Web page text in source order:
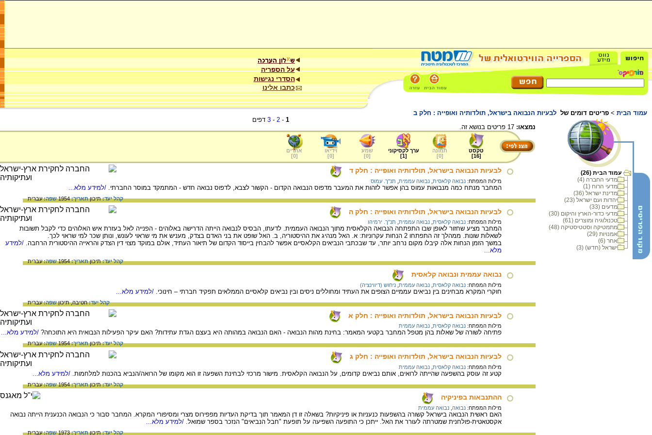
על הספריה
הסדרי נגישות
כתבו אלינו
עמוד הבית > פריטים דומים של לבעיות הנבואה בישראל, תולדותיה ואופייה : חלק ב
עמוד הבית (26)
מדעי החברה (4)
מדעי הרוח (1)
מדינת ישראל (36)
יהדות ועם ישראל (23)
מדעים (33)
מדעי כדור-הארץ והיקום (30)
טכנולוגיה ומוצרים (61)
מתמטיקה וסטטיסטיקה (48)
אמנויות (29)
אחר (6)
ישראל (חדש) (3)
1
-
2
-
3 דפים
נמצאו:
טקסט
[
16
]
תמונה
[
0
]
ערך לקסיקוני
[
1
]
שמע
[
0
]
וידיאו
[
0
]
אתרים
[
0
]
לבעיות הנבואה בישראל, תולדותיה ואופייה : חלק ד
מילות המפתח: נבואה קלאסית נבואה עממית תנ"ך. עמוס
המחבר מנתח כמה מנבואות עמוס בהן אפשר לזהות את המעבר מדפוס הנבואה הקדום - הקשור לצבא, לדפוס נבואה חדש - המתמקד במוסר החברתי. /למידע מלא...
קהל יעד:תיכוןתאריך:1954 שפה:עברית
לבעיות הנבואה בישראל, תולדותיה ואופייה : חלק ה
מילות המפתח: נבואה קלאסית נבואה עממית תנ"ך. ירמיהו
המחבר מציע שחזור לאופן שבו התפתחה הנבואה הקלאסית מתוך הנבואה העממית. לדעתו, הבסיס לנבואה הייתה הדרישה באלוהים - הפנייה לאל בעזרת איש האלוהים כדי לקבל תשובות
לשאלות שונות. ממהלך זה התפתחו 2 הנחות עקרוניות: א. האל מנהיג את ההיסטוריה, ב. האל שופט את בני האדם בצדק, מעניש את מי שראוי לעונש, ונותן שכר למי שראוי לכך.
במשך הזמן הנחות אלה קיבלו מקום נרחב יותר, עד שבכתבי הנביאים הקלאסיים אפשר להבחין בייסוד הקדום של תיאור העתיד, אולם במוקד מצוי דין הצדק והראייה ההיסטורית הרחבה. /למידע
מלא...
קהל יעד:תיכוןתאריך:1954 שפה:עברית
נבואה עממית ונבואה קלאסית
מילות המפתח: נבואה קלאסית נבואה עממית ניחוש (דיווינציה)
חוקרי המקרא מבחינים בין נביאים עממיים הצופים את העתיד ומחוללים ניסים ובין נביאים קלאסיים הממלאים תפקיד חברתי – חינוכי. /למידע מלא...
קהל יעד:חטיבה,תיכוןשפה:עברית
לבעיות הנבואה בישראל, תולדותיה ואופייה : חלק א
מילות המפתח: נבואה קלאסית נבואה עממית
פתיחה לשורה של שאלות בהן מטפל המחבר בקטעי המאמר: בחינת מהות הנבואה - האם הנבואה במהותה היא בעצם הגדת עתידות? האם עיקר הפעילות הנבואית היא התוכחה? /למידע מלא...
קהל יעד:תיכוןתאריך:1954 שפה:עברית
לבעיות הנבואה בישראל, תולדותיה ואופייה : חלק ג
מילות המפתח: נבואה קלאסית נבואה עממית
קטע זה עוסק בהשפעה שהייתה לרואים, אותם נביאים קדומים, על הנבואה הקלאסית. מישור מרכזי לבחינת השפעה זו הוא מקומו של הרואה/הנביא בהכנות למלחמות. /למידע מלא...
קהל יעד:תיכוןתאריך:1954 שפה:עברית
ההתנבאות בפיניקיה
מילות המפתח: נבואה נבואה עממית
האם ראשית הנבואה בישראל קשורה בהשפעות כנעניות או פיניקיות? בשאלה זו דן המאמר תוך בדיקת העדיות מפפירוס מצרי ומסיפורי המקרא. המחבר סבור כי הנבואה הכנענית הייתה נבואה
אקסטאטית-פולחנית שמטרתה לעורר את האל. ייתכן כי התופעה השפיעה על תופעת "חבל הנביאים" הנזכר בספר שמואל. /למידע מלא...
קהל יעד:תיכוןתאריך:1973 שפה:עברית